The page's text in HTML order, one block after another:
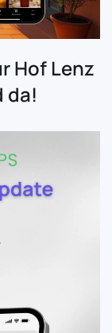
Hof Lenz
da!